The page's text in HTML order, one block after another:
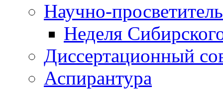
Научно-
Неделя
Диссертационный
Аспирантура